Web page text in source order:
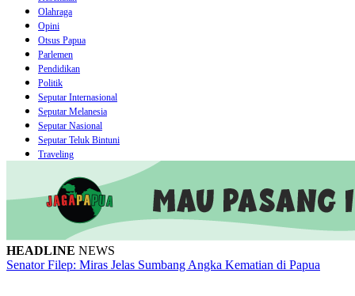
Olahraga
Opini
Otsus Papua
Parlemen
Pendidikan
Politik
Seputar Internasional
Seputar Melanesia
Seputar Nasional
Seputar Teluk Bintuni
Traveling
HEADLINE NEWS
Senator Filep: Miras Jelas Sumbang Angka Kematian di Papua